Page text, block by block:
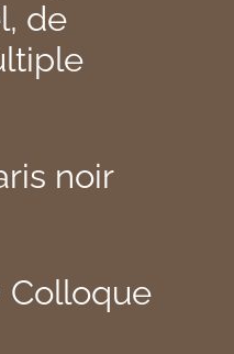
de
noir
Colloque